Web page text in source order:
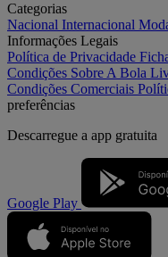
Categorias
Nacional Internacional
Informações Legais
Política de Privacidade
Condições Sobre A Bola
Condições Comerciais
preferências
Descarregue a app gratuita
Google Play